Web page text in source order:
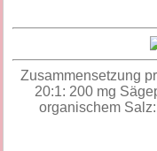
Zusammensetzung
20:1: 200 mg
organischem